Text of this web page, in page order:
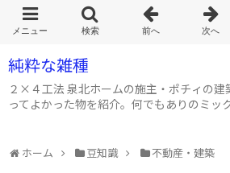
純粋な雑種
２×４工法 泉北ホームの施主・ポチィの建
ってよかった物を紹介。何でもありのミッ
ホーム 豆知識 不動産・建築